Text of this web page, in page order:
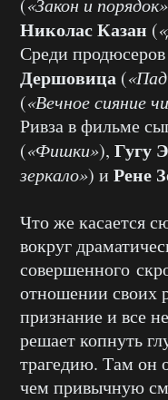
(
Николас Казан (
Среди
Дершовица (
(«Вечное сияние
Ривза в фильме
(«Фишки»), Гугу
зеркало») и Рене
Что же касается
вокруг
совершенного
отношении своих
признание и все
решает копнуть
трагедию. Там он
чем привычную